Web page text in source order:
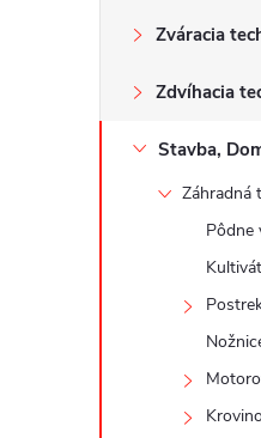
p
Zváracia
Zdvíhacia
Stavba,
Záhradná
Pôdne